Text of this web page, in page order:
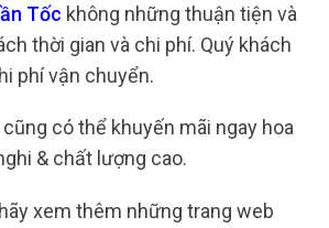
Tốc không những thuận tiện và
thời gian và chi phí. Quý khách
phí vận chuyển.
có thể khuyến mãi ngay hoa
& chất lượng cao.
xem thêm những trang web